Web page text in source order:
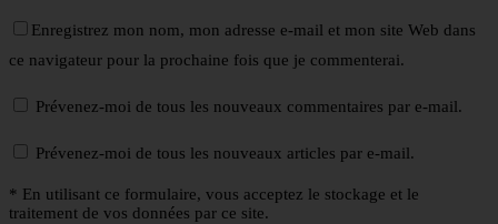
Enregistrez mon nom, mon adresse e-mail et mon site Web dans
ce navigateur pour la prochaine fois que je commenterai.
Prévenez-moi de tous les nouveaux commentaires par e-mail.
Prévenez-moi de tous les nouveaux articles par e-mail.
* En utilisant ce formulaire, vous acceptez le stockage et le
traitement de vos données par ce site.